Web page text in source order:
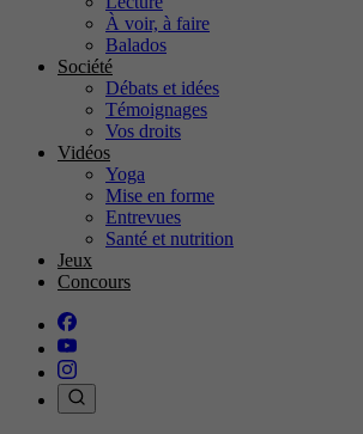
À voir, à faire
Balados
Société
Débats et idées
Témoignages
Vos droits
Vidéos
Yoga
Mise en forme
Entrevues
Santé et nutrition
Jeux
Concours